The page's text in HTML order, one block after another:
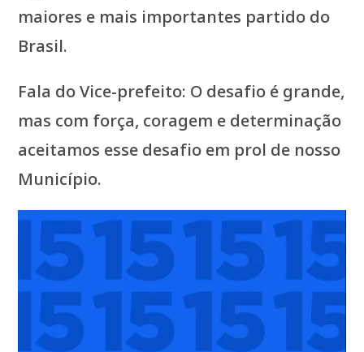
maiores e mais importantes partido do
Brasil.
Fala do Vice-prefeito: O desafio é grande,
mas com força, coragem e determinação
aceitamos esse desafio em prol de nosso
Município.
Tocador
vídeo